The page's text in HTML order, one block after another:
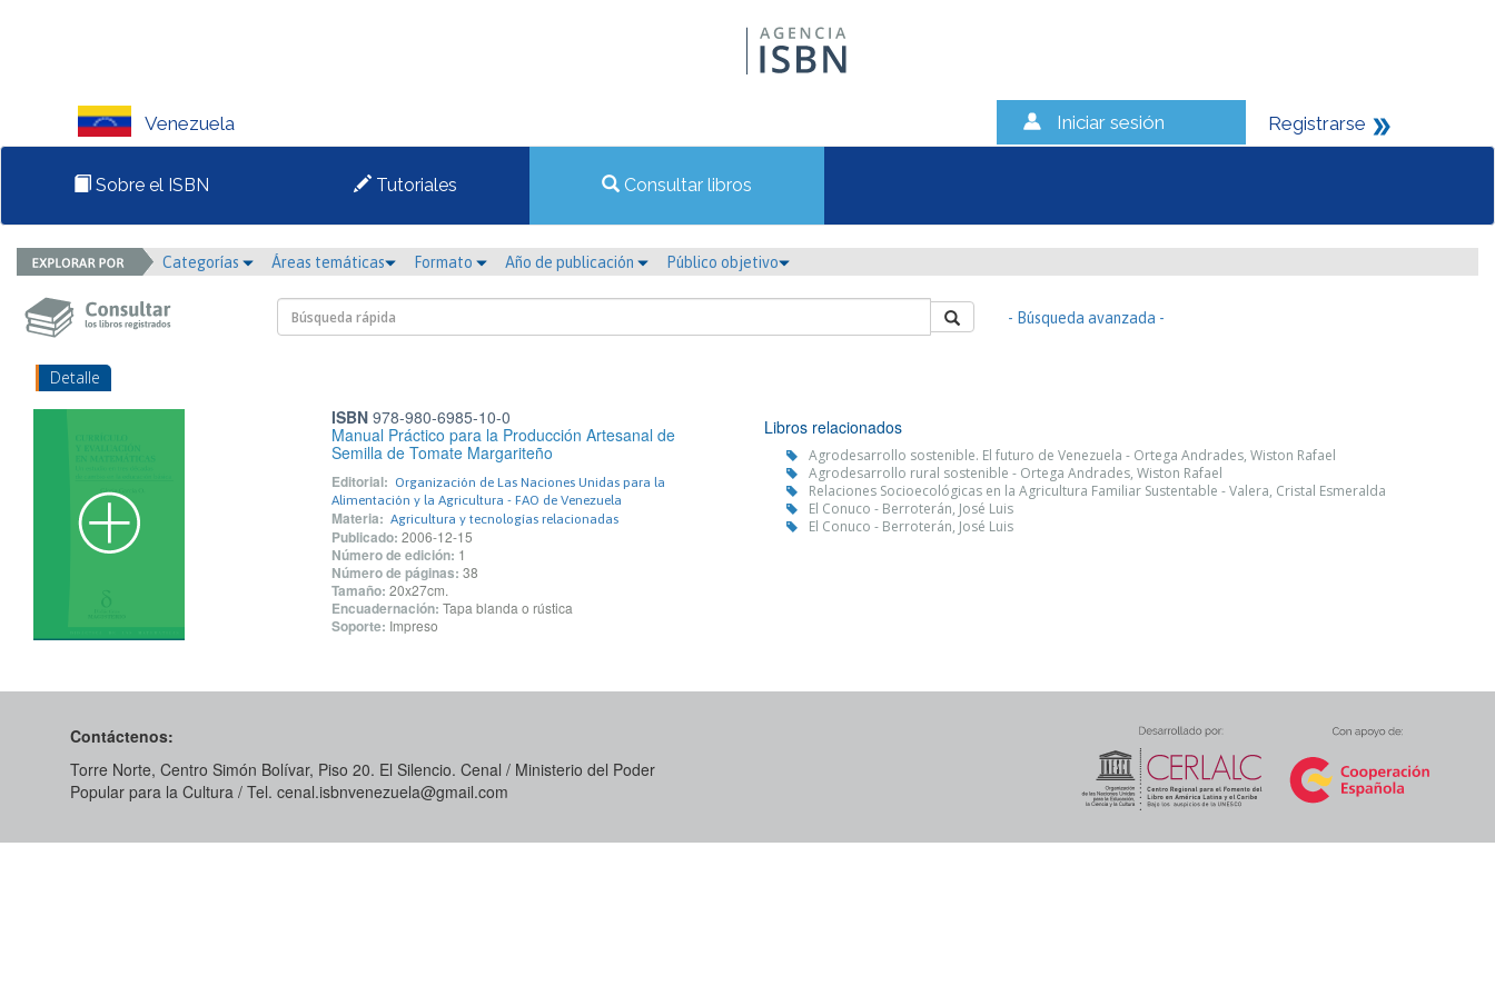
Venezuela Iniciar sesión Registrarse
Sobre el ISBN Tutoriales Consultar libros
Categorías Áreas temáticas Formato Año de publicación Público objetivo
- Búsqueda avanzada -
Detalle
ISBN978-980-6985-10-0
Manual Práctico para la Producción Artesanal de
Semilla de Tomate Margariteño
Editorial: Organización de Las Naciones Unidas para la
Alimentación y la Agricultura - FAO de Venezuela
Materia: Agricultura y tecnologías relacionadas
Publicado: 2006-12-15
Número de edición: 1
Número de páginas: 38
Tamaño: 20x27cm.
Encuadernación: Tapa blanda o rústica
Soporte: Impreso
Libros relacionados
Agrodesarrollo sostenible. El futuro de Venezuela - Ortega Andrades, Wiston Rafael
Agrodesarrollo rural sostenible - Ortega Andrades, Wiston Rafael
Relaciones Socioecológicas en la Agricultura Familiar Sustentable - Valera, Cristal Esmeralda
El Conuco - Berroterán, José Luis
El Conuco - Berroterán, José Luis
Contáctenos:
Torre Norte, Centro Simón Bolívar, Piso 20. El Silencio. Cenal / Ministerio del Poder
Popular para la Cultura / Tel. cenal.isbnvenezuela@gmail.com